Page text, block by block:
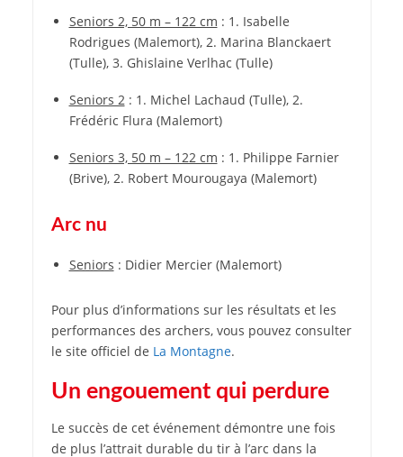
Seniors 2, 50 m – 122 cm : 1. Isabelle
Rodrigues (Malemort), 2. Marina Blanckaert
(Tulle), 3. Ghislaine Verlhac (Tulle)
Seniors 2: 1. Michel Lachaud (Tulle), 2.
Frédéric Flura (Malemort)
Seniors 3, 50 m – 122 cm : 1. Philippe Farnier
(Brive), 2. Robert Mourougaya (Malemort)
Arc nu
Seniors : Didier Mercier (Malemort)
Pour plus d’informations sur les résultats et les
performances des archers, vous pouvez consulter
le site officiel de La Montagne.
Un engouement qui perdure
Le succès de cet événement démontre une fois
de plus l’attrait durable du tir à l’arc dans la